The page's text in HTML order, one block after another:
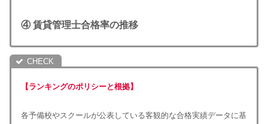
④ 賃貸管理士合格率の推移
【ランキングのポリシーと根拠】
各予備校やスクールが公表している客観的な合格実績データに基